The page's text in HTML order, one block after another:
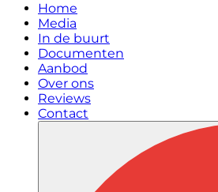
Home
Media
In de buurt
Documenten
Aanbod
Over ons
Reviews
Contact